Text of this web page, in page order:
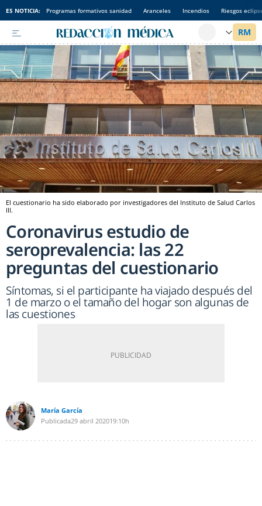
ES NOTICIA: Programas formativos sanidad Aranceles Incendios Riesgos
El cuestionario ha sido elaborado por investigadores del Instituto de Salud Carlos
III.
Coronavirus estudio de
seroprevalencia: las 22
preguntas del cuestionario
Síntomas, si el participante ha viajado después del
1 de marzo o el tamaño del hogar son algunas de
las cuestiones
María García
Publicada29 abril 202019:10h